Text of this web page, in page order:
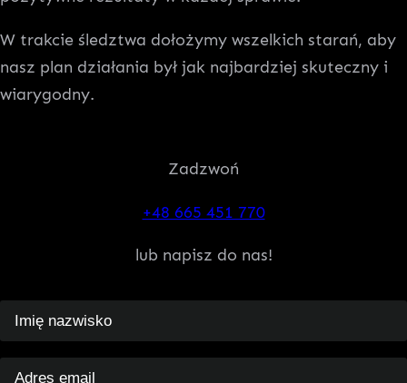
W trakcie śledztwa dołożymy wszelkich starań, aby
nasz plan działania był jak najbardziej skuteczny i
wiarygodny.
Zadzwoń
+48 665 451 770
lub napisz do nas!